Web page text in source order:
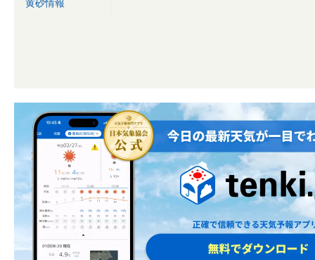
黄砂情報